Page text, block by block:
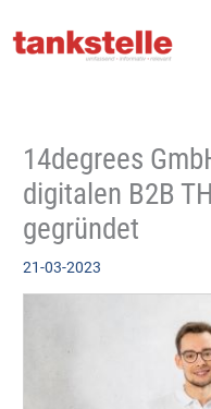
Inhalt
14degrees
digitalen B2B
gegründet
21-03-2023